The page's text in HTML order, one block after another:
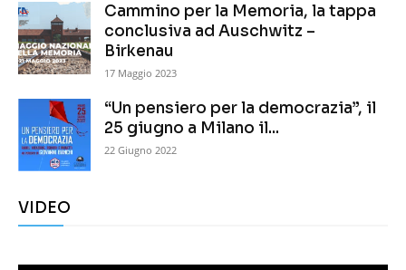
Cammino per la Memoria, la tappa
conclusiva ad Auschwitz –
Birkenau
17 Maggio 2023
“Un pensiero per la democrazia”, il
25 giugno a Milano il...
22 Giugno 2022
VIDEO